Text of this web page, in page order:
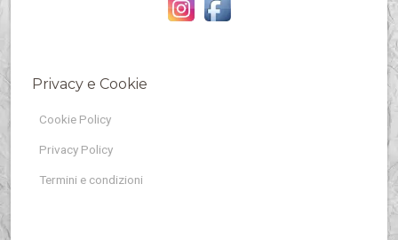
Privacy e Cookie
Cookie Policy
Privacy Policy
Termini e condizioni